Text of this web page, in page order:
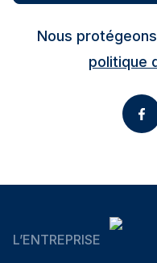
Nous
politique
L’ENTREPRISE